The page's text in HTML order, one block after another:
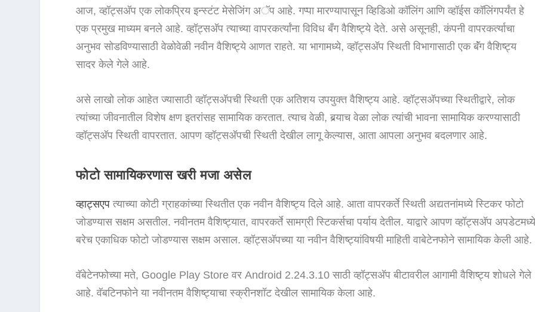
आज, व्हॉट्सअ‍ॅप एक लोकप्रिय इन्स्टंट मेसेजिंग अॅप आहे. गप्पा मारण्यापासून व्हिडिओ कॉलिंग आणि व्हॉईस कॉलिंगपर्यंत हे
एक प्रमुख माध्यम बनले आहे. व्हॉट्सअ‍ॅप त्याच्या वापरकर्त्यांना विविध बँग वैशिष्ट्ये देते. असे असूनही, कंपनी वापरकर्त्याचा
अनुभव सोडविण्यासाठी वेळोवेळी नवीन वैशिष्ट्ये आणत राहते. या भागामध्ये, व्हॉट्सअ‍ॅप स्थिती विभागासाठी एक बॅंग वैशिष्ट्य
सादर केले गेले आहे.
असे लाखो लोक आहेत ज्यासाठी व्हॉट्सअ‍ॅपची स्थिती एक अतिशय उपयुक्त वैशिष्ट्य आहे. व्हॉट्सअ‍ॅपच्या स्थितीद्वारे, लोक
त्यांच्या जीवनातील विशेष क्षण इतरांसह सामायिक करतात. त्याच वेळी, बर्‍याच वेळा लोक त्यांची भावना सामायिक करण्यासाठी
व्हॉट्सअ‍ॅप स्थिती वापरतात. आपण व्हॉट्सअ‍ॅपची स्थिती देखील लागू केल्यास, आता आपला अनुभव बदलणार आहे.
फोटो सामायिकरणास खरी मजा असेल
व्हाट्सएप त्याच्या कोटी ग्राहकांच्या स्थितीत एक नवीन वैशिष्ट्य दिले आहे. आता वापरकर्ते स्थिती अद्यतनांमध्ये स्टिकर फोटो
जोडण्यास सक्षम असतील. नवीनतम वैशिष्ट्यात, वापरकर्ते सामग्री स्टिकर्सचा पर्याय देतील. याद्वारे आपण व्हॉट्सअ‍ॅप
बरेच एकाधिक फोटो जोडण्यास सक्षम असाल. व्हॉट्सअ‍ॅपच्या या नवीन वैशिष्ट्यांविषयी माहिती वाबेटेनफोने सामायिक केली आहे.
वॅबेटेनफोच्या मते, Google Play Store वर Android 2.24.3.10 साठी व्हॉट्सअ‍ॅप बीटावरील आगामी वैशिष्ट्य शोधले गेले
आहे. वॅबटिनफोने या नवीनतम वैशिष्ट्याचा स्क्रीनशॉट देखील सामायिक केला आहे.